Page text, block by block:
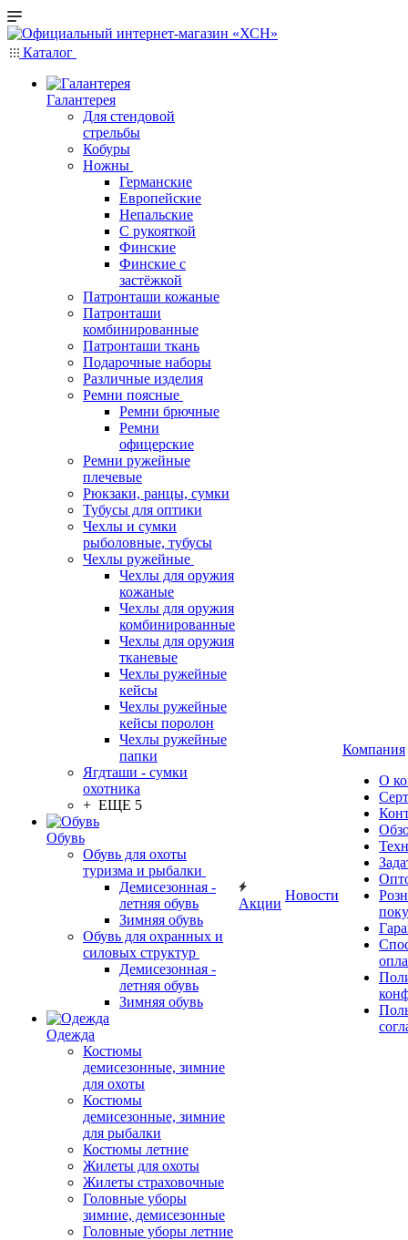
Каталог
Галантерея
Для стендовой
стрельбы
Кобуры
Ножны
Германские
Европейские
Непальские
С рукояткой
Финские
Финские с
застёжкой
Патронташи кожаные
Патронташи
комбинированные
Патронташи ткань
Подарочные наборы
Различные изделия
Ремни поясные
Ремни брючные
Ремни
офицерские
Ремни ружейные
плечевые
Рюкзаки, ранцы, сумки
Тубусы для оптики
Чехлы и сумки
рыболовные, тубусы
Чехлы ружейные
Чехлы для оружия
кожаные
Чехлы для оружия
комбинированные
Чехлы для оружия
тканевые
Чехлы ружейные
кейсы
Чехлы ружейные
кейсы поролон
Чехлы ружейные
папки
Ягдташи - сумки
охотника
+ ЕЩЕ 5
Обувь
Обувь для охоты
туризма и рыбалки
Демисезонная -
летняя обувь
Зимняя обувь
Обувь для охранных и
силовых структур
Демисезонная -
летняя обувь
Зимняя обувь
Одежда
Костюмы
демисезонные, зимние
для охоты
Костюмы
демисезонные, зимние
для рыбалки
Костюмы летние
Жилеты для охоты
Жилеты страховочные
Головные уборы
зимние, демисезонные
Головные уборы летние
Акции
Новости
Компания
О